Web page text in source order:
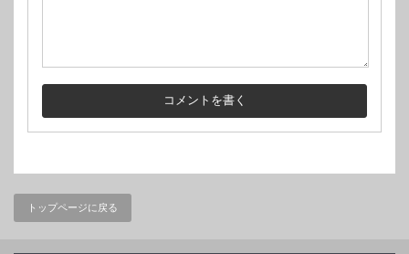
トップページに戻る